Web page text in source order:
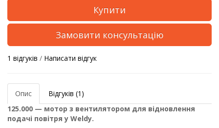
Купити
Замовити консультацію
1 відгуків / Написати відгук
Опис
Відгуків (1)
125.000 — мотор з вентилятором для відновлення
подачі повітря у Weldy.